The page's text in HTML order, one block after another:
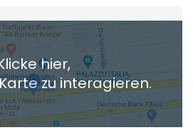
Wunschort
basieren auf den
Dienstag morgens um 8:30.
hier,
zu interagieren.